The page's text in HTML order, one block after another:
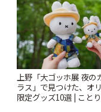
上野「大ゴッホ展 夜の
ラス」で見つけた、オ
限定グッズ10選 | こと